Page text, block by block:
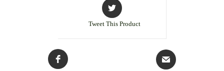
Tweet This Product